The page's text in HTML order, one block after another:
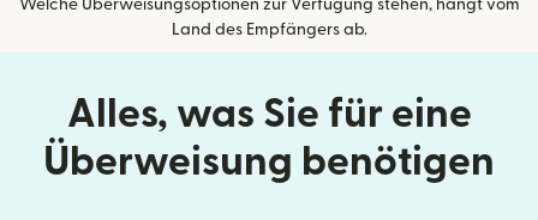
Welche Überweisungsoptionen zur Verfügung stehen, hängt vom
Land des Empfängers ab.
Alles, was Sie für eine
Überweisung benötigen